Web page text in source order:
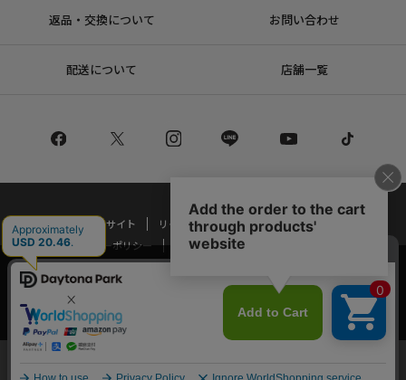
返品・交換について お問い合わせ
配送について 店舗一覧
コーポレートサイト リクルート
サステナブルマークについて
プライバシーポリシー
特定商取引法・古物営業法に基づく表記
Copyright © DAYTONA INTERNATIONAL Co.,Ltd All Rights Reserved.
当サイトでは利用体験の向上およびコンテンツの最適な提供、トラフィック
の分析を目的としてCookieを使用しています。
サイトの閲覧を継続された場合、Cookieの利用に同意したことものといたし
ます。
詳細についてはプライバシーポリシー
承諾する